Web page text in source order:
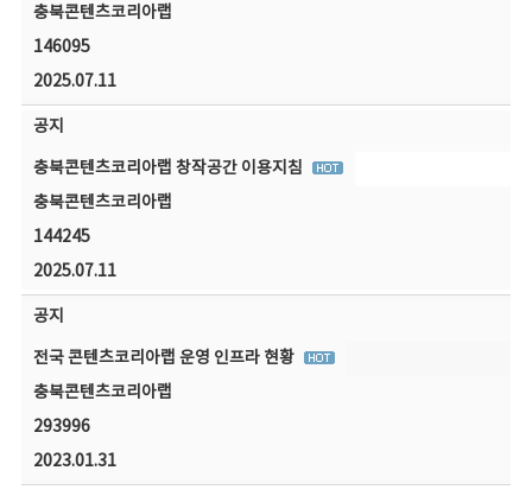
충북콘텐츠코리아랩
146095
2025.07.11
공지
충북콘텐츠코리아랩 창작공간 이용지침
충북콘텐츠코리아랩
144245
2025.07.11
공지
전국 콘텐츠코리아랩 운영 인프라 현황
충북콘텐츠코리아랩
293996
2023.01.31